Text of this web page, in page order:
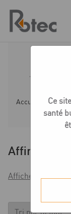
content
Accueil
Affiner
Afficher les filtres
Ce
santé